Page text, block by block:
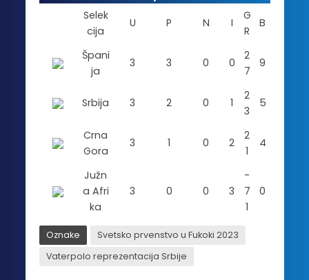
Selek
cija
U P N I
G
R
B
Špani
ja
3 3 0 0
2
7
9
Srbija 3 2 0 1
2
3
5
Crna
Gora
3 1 0 2
2
1
4
Južn
a Afri
ka
3 0 0 3
-
7
1
0
Oznake
Svetsko prvenstvo u Fukoki 2023
Vaterpolo reprezentacija Srbije